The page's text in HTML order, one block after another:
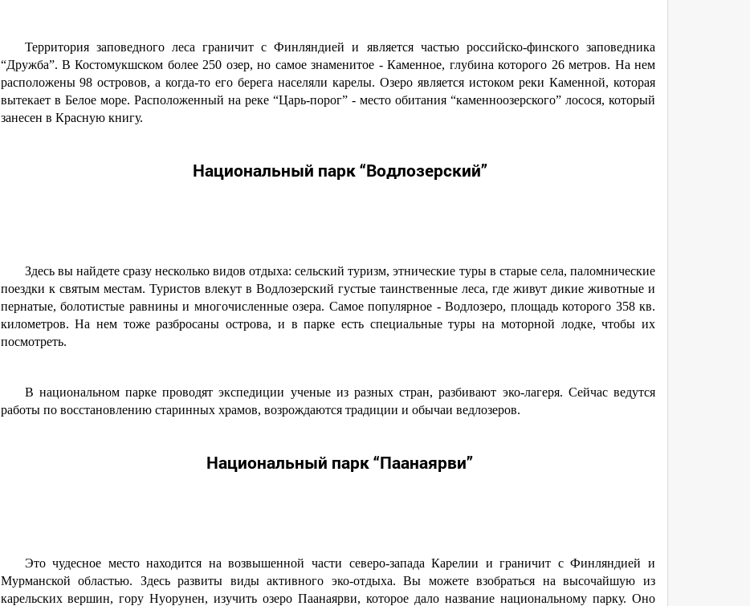
Территория заповедного леса граничит с Финляндией и является частью российско-финского заповедника
“Дружба”. В Костомукшском более 250 озер, но самое знаменитое - Каменное, глубина которого 26 метров. На нем
расположены 98 островов, а когда-то его берега населяли карелы. Озеро является истоком реки Каменной, которая
вытекает в Белое море. Расположенный на реке “Царь-порог” - место обитания “каменноозерского” лосося, который
занесен в Красную книгу.
Национальный парк “Водлозерский”
Здесь вы найдете сразу несколько видов отдыха: сельский туризм, этнические туры в старые села, паломнические
поездки к святым местам. Туристов влекут в Водлозерский густые таинственные леса, где живут дикие животные и
пернатые, болотистые равнины и многочисленные озера. Самое популярное - Водлозеро, площадь которого 358 кв.
километров. На нем тоже разбросаны острова, и в парке есть специальные туры на моторной лодке, чтобы их
посмотреть.
В национальном парке проводят экспедиции ученые из разных стран, разбивают эко-лагеря. Сейчас ведутся
работы по восстановлению старинных храмов, возрождаются традиции и обычаи ведлозеров.
Национальный парк “Паанаярви”
Это чудесное место находится на возвышенной части северо-запада Карелии и граничит с Финляндией и
Мурманской областью. Здесь развиты виды активного эко-отдыха. Вы можете взобраться на высочайшую из
карельских вершин, гору Нуорунен, изучить озеро Паанаярви, которое дало название национальному парку. Оно